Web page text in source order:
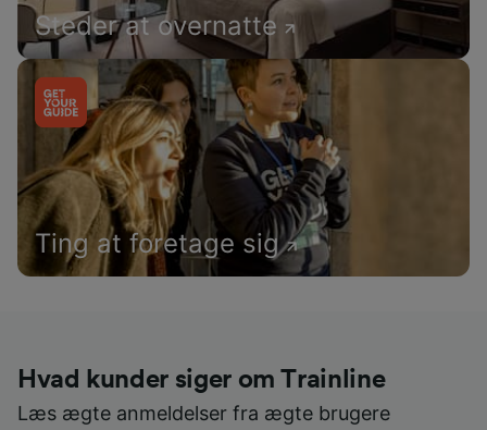
Steder at overnatte
Ting at foretage sig
Hvad kunder siger om Trainline
Læs ægte anmeldelser fra ægte brugere